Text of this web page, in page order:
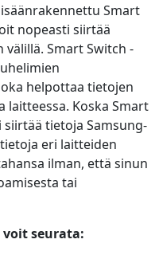
Smart
nopeasti siirtää
Smart Switch -
helpottaa tietojen
laitteessa. Koska Smart
tietoja Samsung-
eri laitteiden
ilman, että sinun
tai
voit seurata: